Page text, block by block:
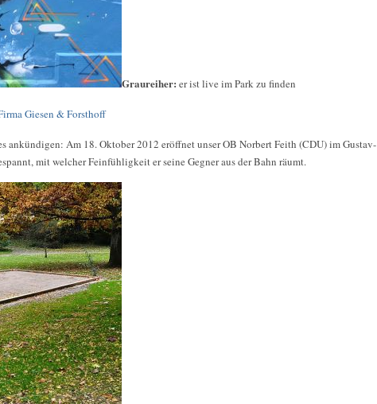
Graureiher: er ist live im Park zu finden
Giesen & Forsthoff
ankündigen: Am 18. Oktober 2012 eröffnet unser OB Norbert Feith (CDU) im Gustav-
mit welcher Feinfühligkeit er seine Gegner aus der Bahn räumt.